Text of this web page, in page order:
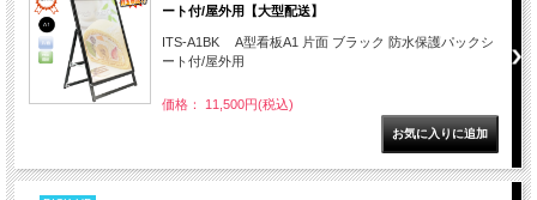
ート付/屋外用【大型配送】
ITS-A1BK A型看板A1 片面 ブラック 防水保護パックシ
ート付/屋外用
価格： 11,500円(税込)